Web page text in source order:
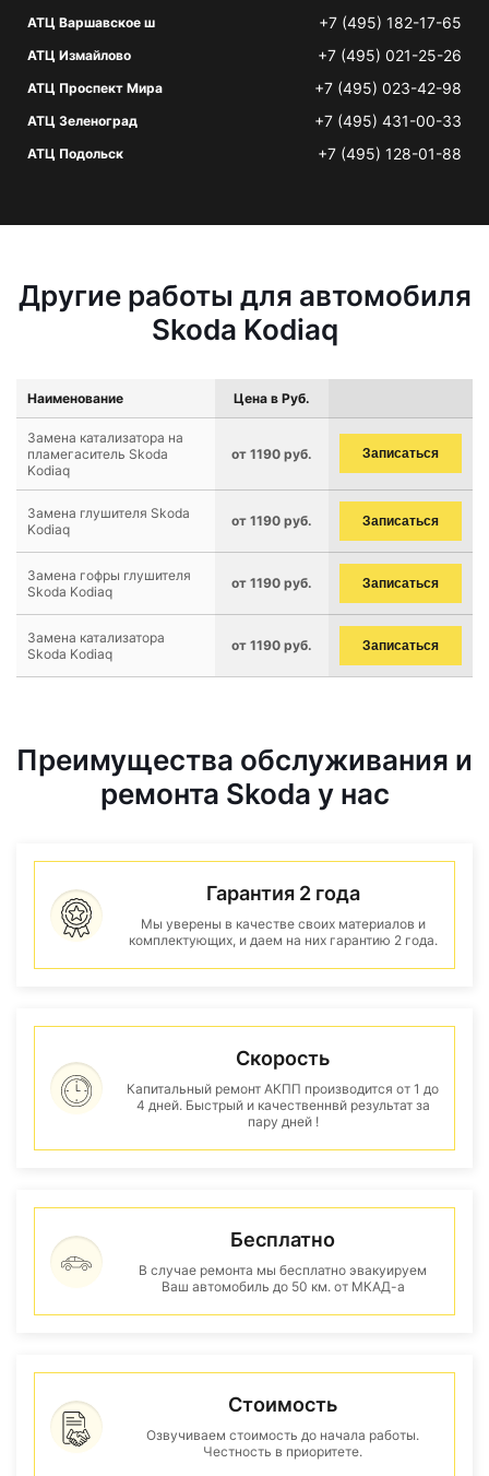
АТЦ Варшавское ш +7 (495) 182-17-65
АТЦ Измайлово +7 (495) 021-25-26
АТЦ Проспект Мира +7 (495) 023-42-98
АТЦ Зеленоград +7 (495) 431-00-33
АТЦ Подольск +7 (495) 128-01-88
Другие работы для автомобиля
Skoda Kodiaq
Наименование Цена в Руб.
Замена катализатора на
пламегаситель Skoda
Kodiaq
от 1190 руб. Записаться
Замена глушителя Skoda
Kodiaq
от 1190 руб. Записаться
Замена гофры глушителя
Skoda Kodiaq
от 1190 руб. Записаться
Замена катализатора
Skoda Kodiaq
от 1190 руб. Записаться
Преимущества обслуживания и
ремонта Skoda у нас
Гарантия 2 года
Мы уверены в качестве своих материалов и
комплектующих, и даем на них гарантию 2 года.
Скорость
Капитальный ремонт АКПП производится от 1 до
4 дней. Быстрый и качественнвй результат за
пару дней !
Бесплатно
В случае ремонта мы бесплатно эвакуируем
Ваш автомобиль до 50 км. от МКАД-а
Стоимость
Озвучиваем стоимость до начала работы.
Честность в приоритете.